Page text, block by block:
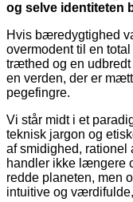
og selve identiteten
Hvis bæredygtighed
overmodent til en
træthed og en
en verden, der er
pegefingre.
Vi står midt i et
teknisk jargon og
af smidighed,
handler ikke længere
redde planeten, men
intuitive og